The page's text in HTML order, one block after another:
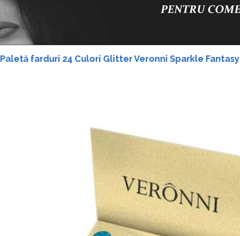
Paletă farduri 24 Culori Glitter Veronni Sparkle Fantasy